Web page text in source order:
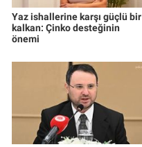
Yaz ishallerine karşı güçlü bir
kalkan: Çinko desteğinin
önemi